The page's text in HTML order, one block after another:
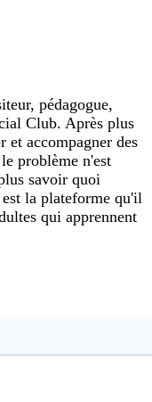
pédagogue,
Club. Après plus
et accompagner des
problème n'est
savoir quoi
la plateforme qu'il
qui apprennent